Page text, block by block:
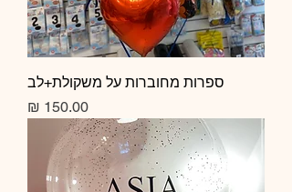
ספרות מחוברות על משקולת+לב
מחיר